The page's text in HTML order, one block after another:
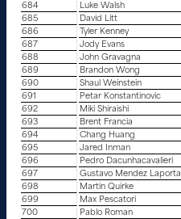
684
Luke Walsh
685
David Litt
686
Tyler Kenney
687
Jody Evans
688
John Gravagna
689
Brandon Wong
690
Shaul Weinstein
691
Petar Konstantinovic
692
Miki Shiraishi
693
Brent Francia
694
Chang Huang
695
Jared Inman
696
Pedro Dacunhacavalieri
697
Gustavo Mendez Laporta
698
Martin Quirke
699
Max Pescatori
700
Pablo Roman